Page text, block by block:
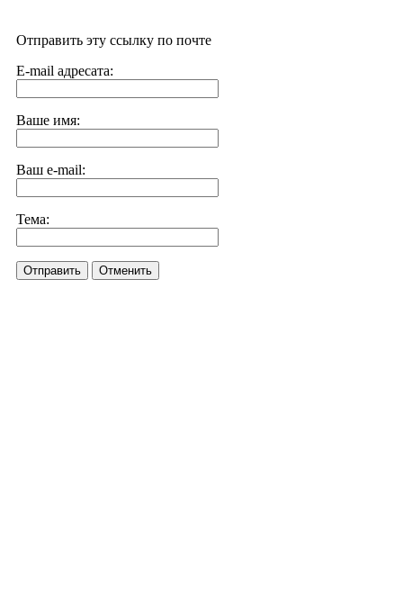
Отправить эту ссылку по почте
E-mail адресата:
Ваше имя:
Ваш e-mail:
Тема:
Отправить Отменить